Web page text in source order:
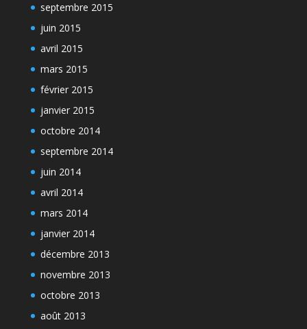
septembre 2015
juin 2015
avril 2015
mars 2015
février 2015
janvier 2015
octobre 2014
septembre 2014
juin 2014
avril 2014
mars 2014
janvier 2014
décembre 2013
novembre 2013
octobre 2013
août 2013